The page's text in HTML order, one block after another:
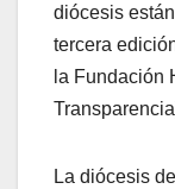
diócesis
tercera
la Fundación
La diócesis